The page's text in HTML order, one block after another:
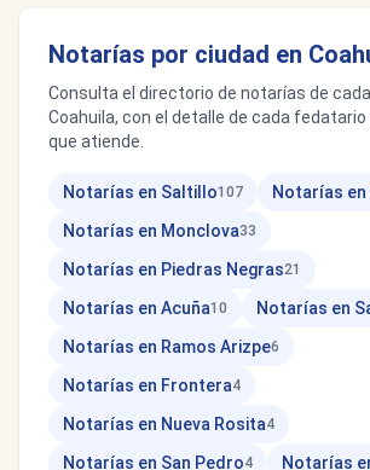
Notarías por ciudad en
Consulta el directorio de notarías de
Coahuila, con el detalle de cada
que atiende.
Notarías en Saltillo107 Notarías
Notarías en Monclova33
Notarías en Piedras Negras21
Notarías en Acuña10 Notarías en
Notarías en Ramos Arizpe6
Notarías en Frontera4
Notarías en Nueva Rosita4
Notarías en San Pedro4 Notarías